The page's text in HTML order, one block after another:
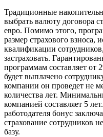
Традиционные
выбрать валюту договора
евро. Помимо этого,
размер страхового взноса,
квалификации
застраховать.
программам составляет от
будет выплачено
компании он проведет не
количества лет.
компанией составляет 5
работодателя бонус
страхование сотрудников
базу.